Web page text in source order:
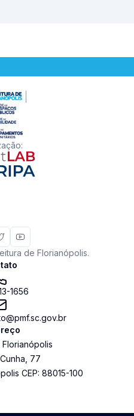
:
de Florianópolis.
1656
77
CEP: 88015-100